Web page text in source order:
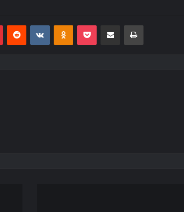
PinterestReddit VKontakteOdnoklassniki
Pocket E-Posta ile paylaş Yazdır